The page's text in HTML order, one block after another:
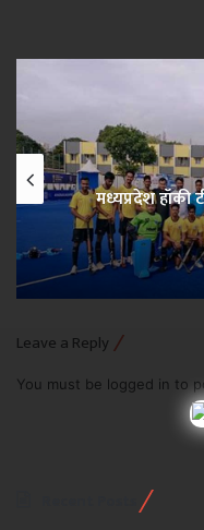
मध्यप्रदेश हॉकी
Leave a Reply
You must be logged in to